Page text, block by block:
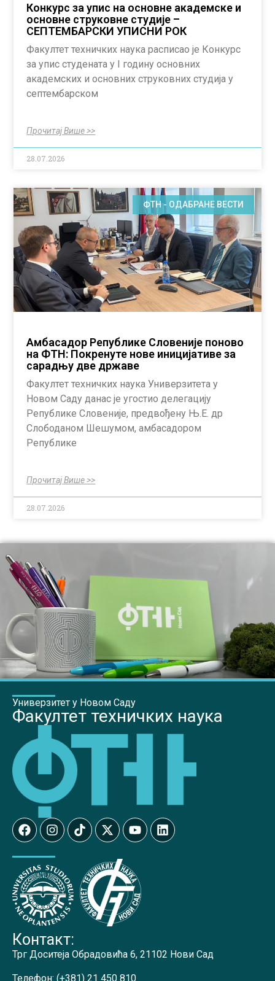
Конкурс за упис на основне академске и
основне струковне студије –
СЕПТЕМБАРСКИ УПИСНИ РОК
Факултет техничких наука расписао је Конкурс
за упис студената у I годину основних
академских и основних струковних студија у
септембарском
Прочитај Више >>
28.07.2026
ФТН - ОДАБРАНЕ ВЕСТИ
Амбасадор Републике Словеније поново
на ФТН: Покренуте нове иницијативе за
сарадњу две државе
Факултет техничких наука Универзитета у
Новом Саду данас је угостио делегацију
Републике Словеније, предвођену Њ.Е. др
Слободаном Шешумом, амбасадором
Републике
Прочитај Више >>
28.07.2026
Универзитет у Новом Саду
Факултет техничких наука
Контакт:
Трг Доситеја Обрадовића 6, 21102 Нови Сад
Телефон: (+381) 21 450 810